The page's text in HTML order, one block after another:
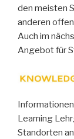
den meisten
anderen
Auch im
Angebot für
Learning
Standorten